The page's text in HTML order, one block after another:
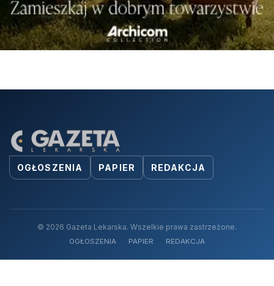
OGŁOSZENIA PAPIER REDAKCJA
© 2026 Gazeta Lekarska. Wszelkie prawa zastrzeżone.
OGŁOSZENIA PAPIER REDAKCJA